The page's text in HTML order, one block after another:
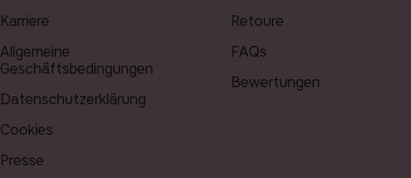
Karriere
Allgemeine
Geschäftsbedingungen
Datenschutzerklärung
Cookies
Presse
Retoure
FAQs
Bewertungen